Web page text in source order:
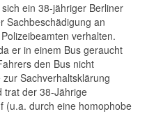
ein 38-jähriger Berliner
Sachbeschädigung an
verhalten.
er in einem Bus geraucht
den Bus nicht
Sachverhaltsklärung
trat der 38-Jährige
(u.a. durch eine homophobe